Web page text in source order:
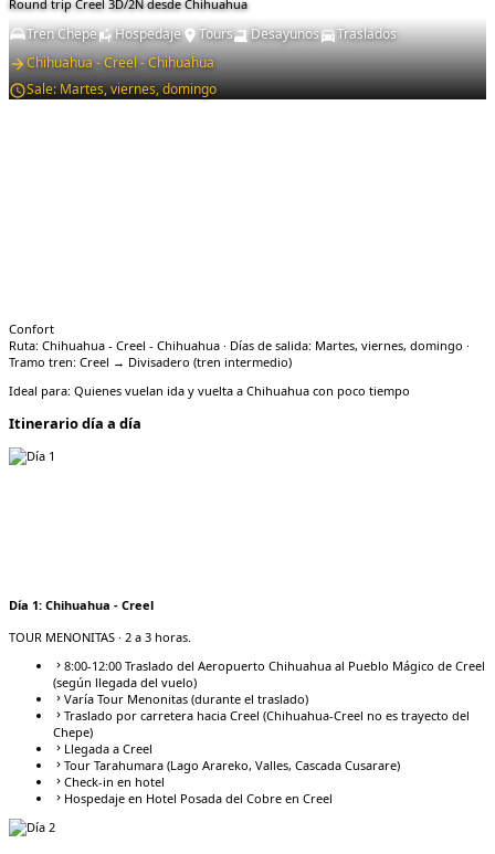
Round trip Creel 3D/2N desde Chihuahua
Tren Chepe Hospedaje Tours Desayunos
Traslados
Chihuahua - Creel - Chihuahua
Sale:Martes, viernes, domingo
Confort
Ruta: Chihuahua - Creel - Chihuahua · Días de salida: Martes, viernes, domingo ·
Tramo tren: Creel → Divisadero (tren intermedio)
Ideal para: Quienes vuelan ida y vuelta a Chihuahua con poco tiempo
Itinerario día a día
Día 1: Chihuahua - Creel
TOUR MENONITAS · 2 a 3 horas.
8:00-12:00 Traslado del Aeropuerto Chihuahua al Pueblo Mágico de Creel
(según llegada del vuelo)
Varía Tour Menonitas (durante el traslado)
Traslado por carretera hacia Creel (Chihuahua-Creel no es trayecto del
Chepe)
Llegada a Creel
Tour Tarahumara (Lago Arareko, Valles, Cascada Cusarare)
Check-in en hotel
Hospedaje en Hotel Posada del Cobre en Creel